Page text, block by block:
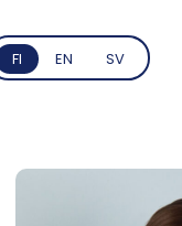
FI EN SV